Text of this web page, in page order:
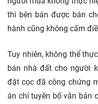
thì bên bán được bán
hành cũng không cấm
Tuy nhiên, không thể
bán nhà đất cho người
đặt cọc đã công chứng
án chỉ tuyên bố văn bản